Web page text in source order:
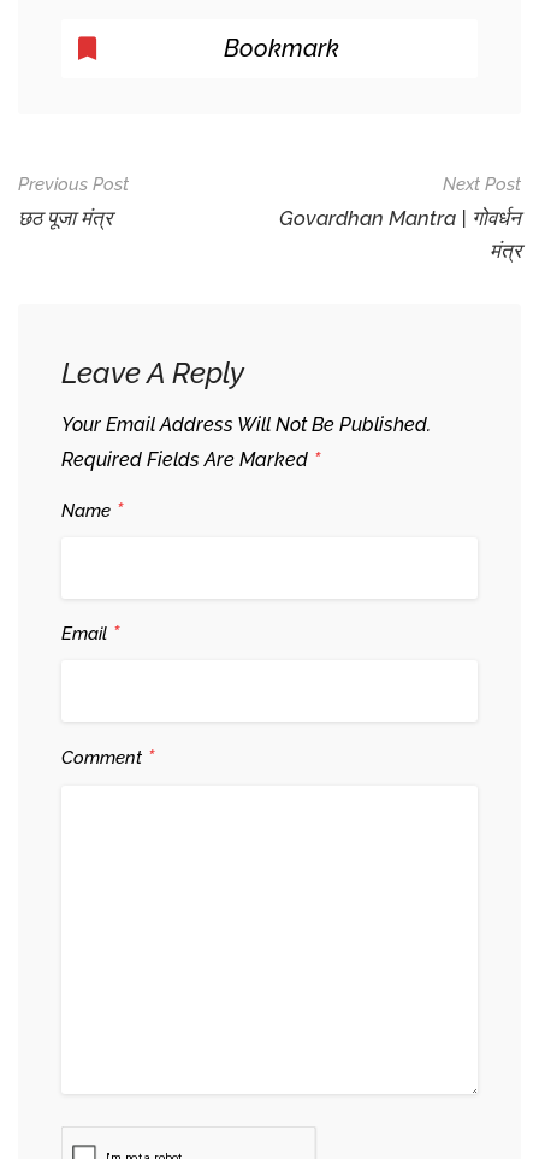
Bookmark
Post
Navigation
Previous Post
छठ पूजा मंत्र
Next Post
Govardhan Mantra | गोवर्धन
मंत्र
Leave A Reply
Your Email Address Will Not Be Published.
Required Fields Are Marked *
Name *
Email *
Comment *